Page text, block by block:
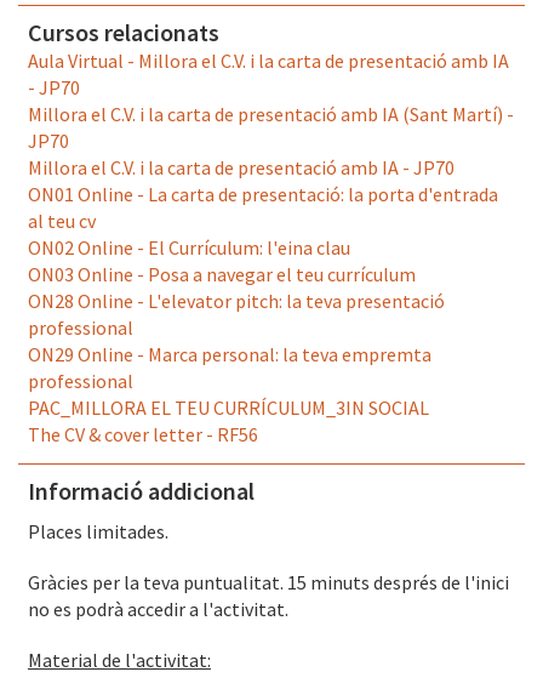
Cursos relacionats
Aula Virtual - Millora el C.V. i la carta de presentació amb IA
- JP70
Millora el C.V. i la carta de presentació amb IA (Sant Martí) -
JP70
Millora el C.V. i la carta de presentació amb IA - JP70
ON01 Online - La carta de presentació: la porta d'entrada
al teu cv
ON02 Online - El Currículum: l'eina clau
ON03 Online - Posa a navegar el teu currículum
ON28 Online - L'elevator pitch: la teva presentació
professional
ON29 Online - Marca personal: la teva empremta
professional
PAC_MILLORA EL TEU CURRÍCULUM_3IN SOCIAL
The CV & cover letter - RF56
Informació addicional
Places limitades.
Gràcies per la teva puntualitat. 15 minuts després de l'inici
no es podrà accedir a l'activitat.
Material de l'activitat: